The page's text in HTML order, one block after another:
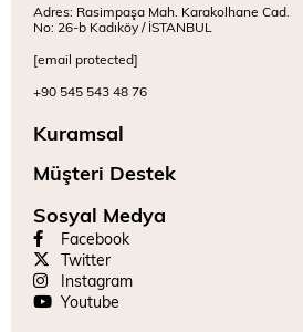
Adres: Rasimpaşa Mah. Karakolhane Cad.
No: 26-b Kadıköy / İSTANBUL
[email protected]
+90 545 543 48 76
Kuramsal
Müşteri Destek
Sosyal Medya
Facebook
Twitter
Instagram
Youtube